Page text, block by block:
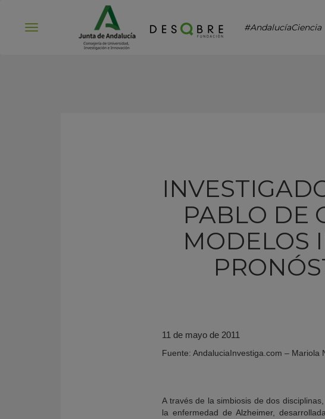
#AndalucíaCiencia
PABLO DE
MODELOS
11 de mayo de 2011
Fuente: AndaluciaInvestiga.com – Mariola
A través de la simbiosis de dos
la enfermedad de Alzheimer,